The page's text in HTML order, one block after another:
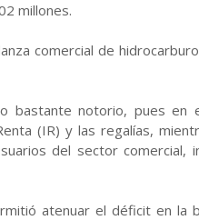
millones.
comercial de
bastante notorio, pues en
(IR) y las regalías,
del sector comercial,
atenuar el déficit en la